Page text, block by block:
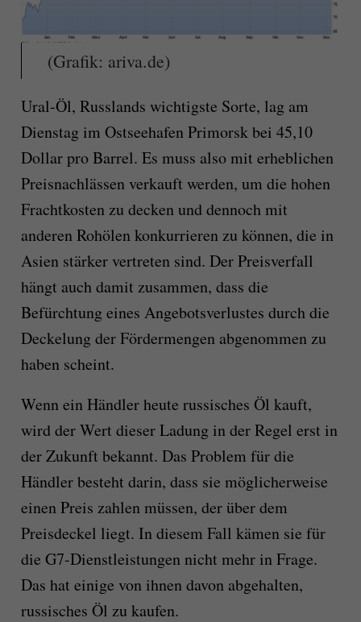
(Grafik: ariva.de)
Ural-Öl, Russlands wichtigste Sorte, lag am
Dienstag im Ostseehafen Primorsk bei 45,10
Dollar pro Barrel. Es muss also mit erheblichen
Preisnachlässen verkauft werden, um die hohen
Frachtkosten zu decken und dennoch mit
anderen Rohölen konkurrieren zu können, die in
Asien stärker vertreten sind. Der Preisverfall
hängt auch damit zusammen, dass die
Befürchtung eines Angebotsverlustes durch die
Deckelung der Fördermengen abgenommen zu
haben scheint.
Wenn ein Händler heute russisches Öl kauft,
wird der Wert dieser Ladung in der Regel erst in
der Zukunft bekannt. Das Problem für die
Händler besteht darin, dass sie möglicherweise
einen Preis zahlen müssen, der über dem
Preisdeckel liegt. In diesem Fall kämen sie für
die G7-Dienstleistungen nicht mehr in Frage.
Das hat einige von ihnen davon abgehalten,
russisches Öl zu kaufen.